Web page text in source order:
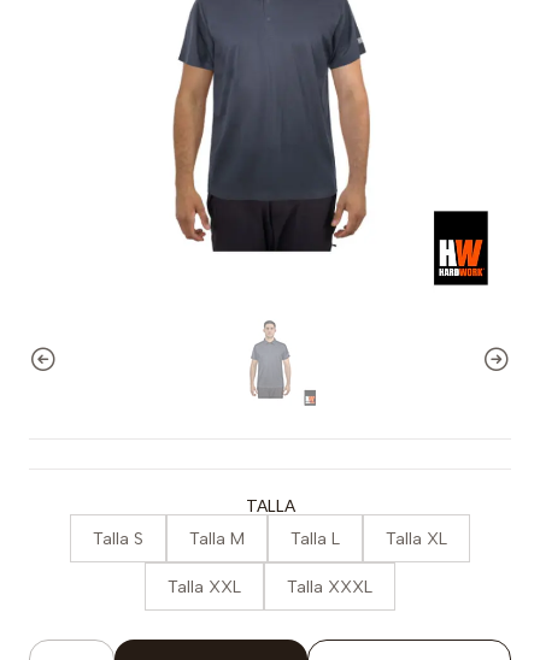
TALLA
Talla S Talla M Talla L Talla XL
Talla XXL Talla XXXL